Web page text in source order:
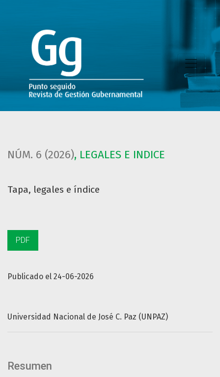
NÚM. 6 (2026), LEGALES E INDICE
Tapa, legales e índice
Publicado el 24-06-2026
PDF
Universidad Nacional de José C. Paz (UNPAZ)
Resumen